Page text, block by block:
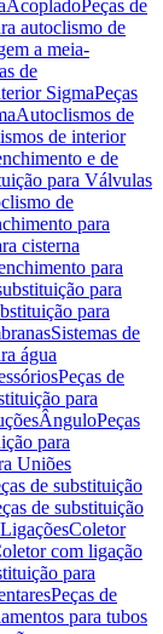
AcopladoPeças de
autoclismo de
a meia-
de
SigmaPeças
Autoclismos de
de interior
e de
para Válvulas
de
para
cisterna
para
para
para
Sistemas de
água
Peças de
para
ÂnguloPeças
para
Uniões
de substituição
de substituição
Coletor
com ligação
para
Peças de
para tubos